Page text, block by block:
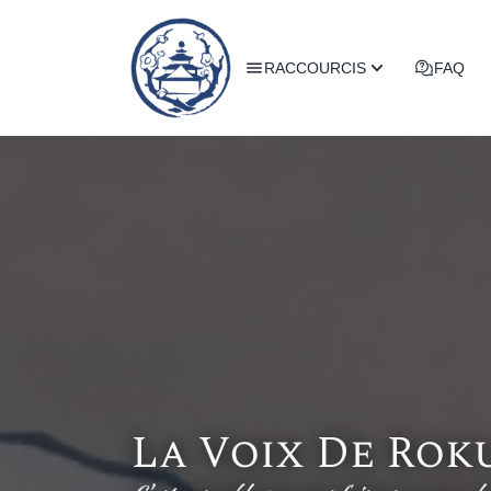
RACCOURCIS FAQ
La Voix De